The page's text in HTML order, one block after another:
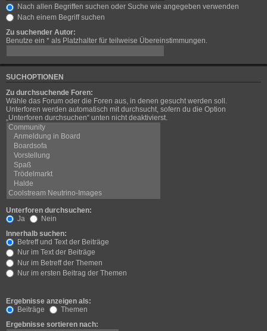
Nach allen Begriffen suchen oder Suche wie angegeben verwenden
Nach einem Begriff suchen
Zu suchender Autor:
Benutze ein * als Platzhalter für teilweise Übereinstimmungen.
SUCHOPTIONEN
Zu durchsuchende Foren:
Wähle das Forum oder die Foren aus, in denen gesucht werden soll.
Unterforen werden automatisch mit durchsucht, sofern du die Option
„Unterforen durchsuchen“ unten nicht deaktivierst.
Unterforen durchsuchen:
Ja
Nein
Innerhalb suchen:
Betreff und Text der Beiträge
Nur im Text der Beiträge
Nur im Betreff der Themen
Nur im ersten Beitrag der Themen
Ergebnisse anzeigen als:
Beiträge
Themen
Ergebnisse sortieren nach: